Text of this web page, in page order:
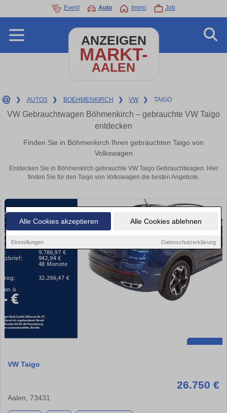
Alle Cookies akzeptieren Alle Cookies ablehnen
Einstellungen Datenschutzerklärung
Event Auto Immo Job
ANZEIGEN
MARKT-
AALEN
❯ AUTOS ❯ BOEHMENKIRCH ❯ VW ❯ TAIGO
VW Gebrauchtwagen Böhmenkirch – gebrauchte VW Taigo
entdecken
Finden Sie in Böhmenkirch Ihren gebrauchten Taigo von
Volkswagen
Entdecken Sie in Böhmenkirch gebrauchte VW Taigo Gebrauchtwagen. Hier
finden Sie für den Taigo von Volkswagen die besten Angebote.
VW Taigo
26.750 €
Aalen, 73431